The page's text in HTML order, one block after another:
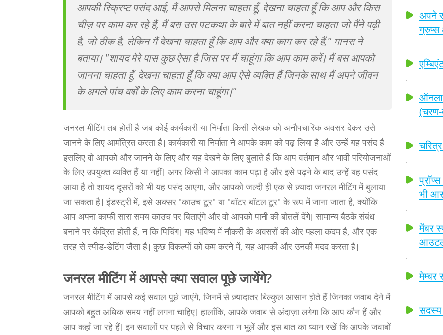
आपकी स्क्रिप्ट पसंद आई, मैं आपसे मिलना चाहता हूँ, देखना चाहता हूँ कि आप और किस
चीज़ पर काम कर रहे हैं, मैं बस उस पटकथा के बारे में बात नहीं करना चाहता जो मैंने पढ़ी
है, जो ठीक है, लेकिन मैं देखना चाहता हूँ कि आप और क्या काम कर रहे हैं," मानस ने
बताया। "शायद मेरे पास कुछ ऐसा है जिस पर मैं चाहूंगा कि आप काम करें। मैं बस आपको
जानना चाहता हूँ, देखना चाहता हूँ कि क्या आप ऐसे व्यक्ति हैं जिनके साथ मैं अपने जीवन
के अगले पांच वर्षों के लिए काम करना चाहूंगा।"
जनरल मीटिंग तब होती है जब कोई कार्यकारी या निर्माता किसी लेखक को अनौपचारिक अवसर देकर उसे
जानने के लिए आमंत्रित करता है। कार्यकारी या निर्माता ने आपके काम को पढ़ लिया है और उन्हें यह पसंद है
इसलिए वो आपको और जानने के लिए और यह देखने के लिए बुलाते हैं कि आप वर्तमान और भावी परियोजनाओं
के लिए उपयुक्त व्यक्ति हैं या नहीं। अगर किसी ने आपका काम पढ़ा है और इसे पढ़ने के बाद उन्हें यह पसंद
आया है तो शायद दूसरों को भी यह पसंद आएगा, और आपको जल्दी ही एक से ज़्यादा जनरल मीटिंग में बुलाया
जा सकता है। इंडस्ट्री में, इसे अक्सर "काउच टूर" या "वॉटर बॉटल टूर" के रूप में जाना जाता है, क्योंकि
आप अपना काफी सारा समय काउच पर बिताएंगे और वो आपको पानी की बोतलें देंगे। सामान्य बैठकें संबंध
बनाने पर केंद्रित होती हैं, न कि पिचिंग। यह भविष्य में नौकरी के अवसरों की ओर पहला कदम है, और एक
तरह से स्पीड-डेटिंग जैसा है। कुछ विकल्पों को कम करने में, यह आपकी और उनकी मदद करता है।
जनरल मीटिंग में आपसे क्या सवाल पूछे जायेंगे?
जनरल मीटिंग में आपसे कई सवाल पूछे जाएंगे, जिनमें से ज़्यादातर बिल्कुल आसान होते हैं जिनका जवाब देने में
आपको बहुत अधिक समय नहीं लगना चाहिए। हालाँकि, आपके जवाब से अंदाज़ा लगेगा कि आप कौन हैं और
आप कहाँ जा रहे हैं। इन सवालों पर पहले से विचार करना न भूलें और इस बात का ध्यान रखें कि आपके जवाबों
अपने
(चरण-
भी
मेंबर
मेम्बर
सदस्य